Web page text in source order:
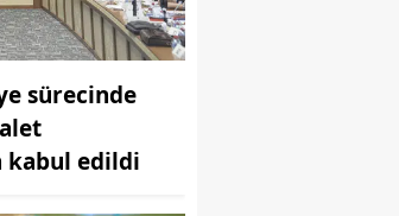
sürecinde
kabul edildi